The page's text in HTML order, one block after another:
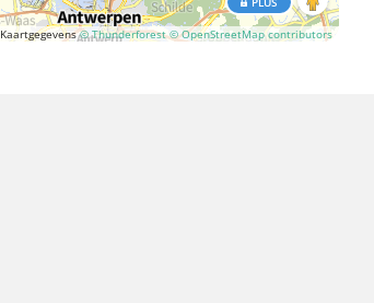
Kaartgegevens© Thunderforest © OpenStreetMap contributors